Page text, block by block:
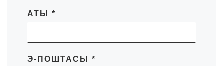
АТЫ *
Э-ПОШТАСЫ *